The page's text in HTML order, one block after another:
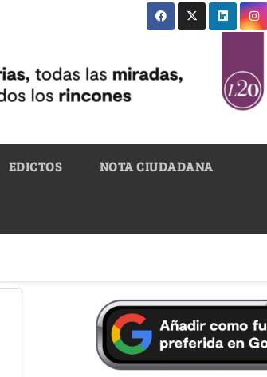
EDICTOS NOTA CIUDADANA